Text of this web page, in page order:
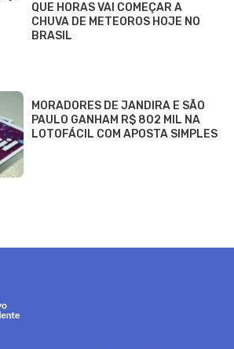
QUE HORAS VAI COMEÇAR A
CHUVA DE METEOROS HOJE NO
BRASIL
MORADORES DE JANDIRA E SÃO
PAULO GANHAM R$ 802 MIL NA
LOTOFÁCIL COM APOSTA SIMPLES